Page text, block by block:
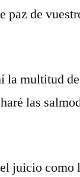
paz de
la multitud
las
juicio como